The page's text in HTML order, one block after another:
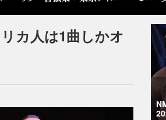
カ人は1曲しかオ